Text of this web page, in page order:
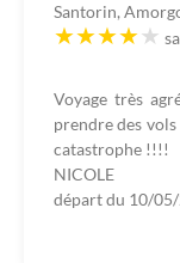
Santorin,
Voyage très
prendre des
catastrophe !!!!
NICOLE
départ du 10/